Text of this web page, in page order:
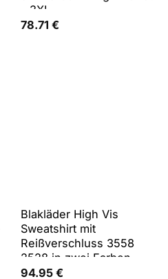
- 3XL
78.71 €
Blakläder High Vis
Sweatshirt mit
Reißverschluss 3558
2528 in zwei Farben -
high vis rot/schwarz - M
94.95 €